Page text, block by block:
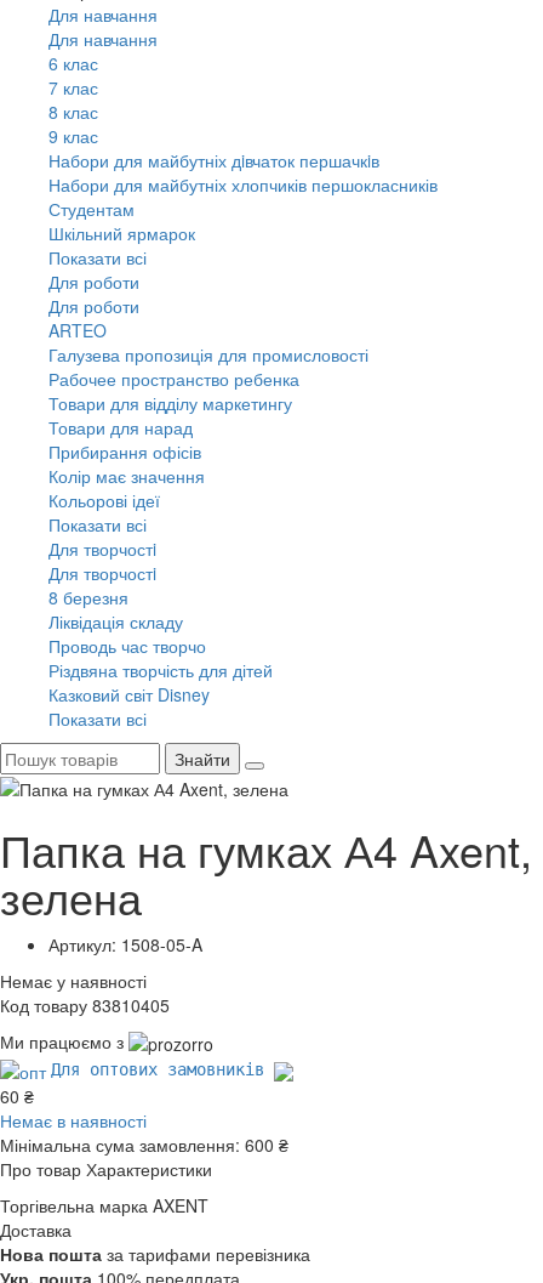
Для навчання
Для навчання
6 клас
7 клас
8 клас
9 клас
Набори для майбутніх дiвчаток першачкiв
Набори для майбутніх хлопчиків першокласників
Студентам
Шкільний ярмарок
Показати всі
Для роботи
Для роботи
ARTEO
Галузева пропозиція для промисловості
Рабочее пространство ребенка
Товари для відділу маркетингу
Товари для нарад
Прибирання офісів
Колір має значення
Кольорові ідеї
Показати всі
Для творчостi
Для творчостi
8 березня
Ліквідація складу
Проводь час творчо
Різдвяна творчість для дітей
Казковий світ Disney
Показати всі
Знайти
Папка на гумках А4 Axent,
зелена
Артикул: 1508-05-A
Немає у наявності
Код товару 83810405
Ми працюємо з
Для оптових замовників
60 ₴
Немає в наявності
Мінімальна сума замовлення: 600 ₴
Про товар Характеристики
Торгівельна марка AXENT
Доставка
Нова пошта за тарифами перевізника
Укр. пошта 100% передплата